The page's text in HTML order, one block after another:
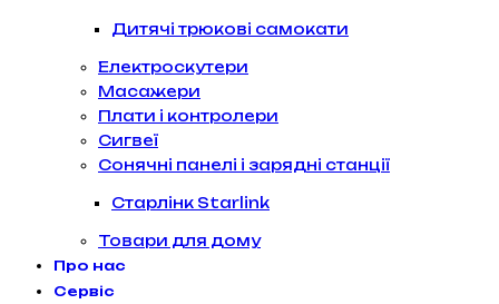
Дитячі трюкові самокати
Електроскутери
Масажери
Плати і контролери
Сигвеї
Сонячні панелі і зарядні станції
Старлінк Starlink
Товари для дому
Про нас
Сервіс